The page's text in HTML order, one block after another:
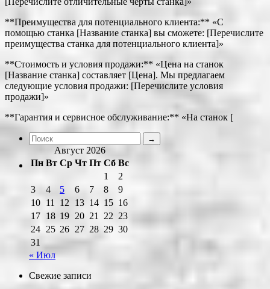
**Преимущества для потенциального клиента:** «С
помощью станка [Название станка] вы сможете: [Перечислите
преимущества станка для потенциального клиента]»
**Стоимость и условия продажи:** «Цена на станок
[Название станка] составляет [Цена]. Мы предлагаем
следующие условия продажи: [Перечислите условия
продажи]»
**Гарантия и сервисное обслуживание:** «На станок [
Август 2026
Пн Вт Ср Чт Пт Сб Вс
1
2
3
4 5 6 7 8
9
10 11 12 13 14 15 16
17 18 19 20 21 22 23
24 25 26 27 28 29 30
31
« Июл
Свежие записи